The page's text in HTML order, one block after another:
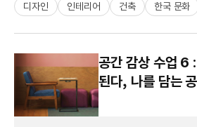
디자인 인테리어 건축 한국 문화
공간 감상 수업 6
된다, 나를 담는